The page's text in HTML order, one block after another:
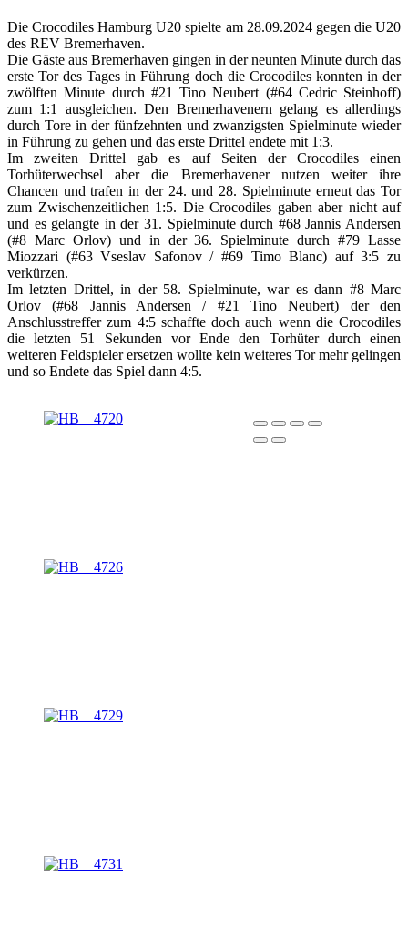
Die Crocodiles Hamburg U20 spielte am 28.09.2024 gegen die U20
des REV Bremerhaven.
Die Gäste aus Bremerhaven gingen in der neunten Minute durch das
erste Tor des Tages in Führung doch die Crocodiles konnten in der
zwölften Minute durch #21 Tino Neubert (#64 Cedric Steinhoff)
zum 1:1 ausgleichen. Den Bremerhavenern gelang es allerdings
durch Tore in der fünfzehnten und zwanzigsten Spielminute wieder
in Führung zu gehen und das erste Drittel endete mit 1:3.
Im zweiten Drittel gab es auf Seiten der Crocodiles einen
Torhüterwechsel aber die Bremerhavener nutzen weiter ihre
Chancen und trafen in der 24. und 28. Spielminute erneut das Tor
zum Zwischenzeitlichen 1:5. Die Crocodiles gaben aber nicht auf
und es gelangte in der 31. Spielminute durch #68 Jannis Andersen
(#8 Marc Orlov) und in der 36. Spielminute durch #79 Lasse
Miozzari (#63 Vseslav Safonov / #69 Timo Blanc) auf 3:5 zu
verkürzen.
Im letzten Drittel, in der 58. Spielminute, war es dann #8 Marc
Orlov (#68 Jannis Andersen / #21 Tino Neubert) der den
Anschlusstreffer zum 4:5 schaffte doch auch wenn die Crocodiles
die letzten 51 Sekunden vor Ende den Torhüter durch einen
weiteren Feldspieler ersetzen wollte kein weiteres Tor mehr gelingen
und so Endete das Spiel dann 4:5.